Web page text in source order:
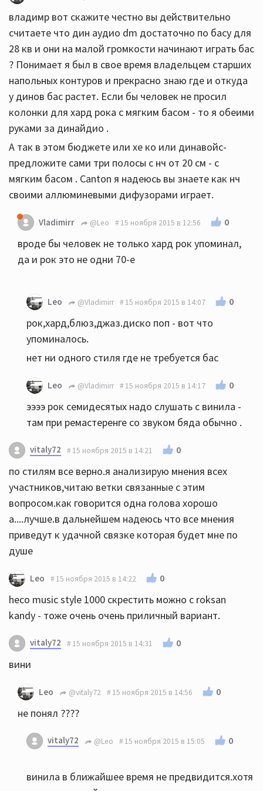
владимр вот скажите честно вы действительно
считаете что дин аудио dm достаточно по басу для
28 кв и они на малой громкости начинают играть бас
? Понимает я был в свое время владельцем старших
напольных контуров и прекрасно знаю где и откуда
у динов бас растет. Если бы человек не просил
колонки для хард рока с мягким басом - то я обеими
руками за динайдио .
А так в этом бюджете или хе ко или динавойс-
предложите сами три полосы с нч от 20 см - с
мягким басом . Canton я надеюсь вы знаете как нч
своими аллюминевыми дифузорами играет.
Vladimirr @Leo 15 ноября 2015 в 12:56 0
вроде бы человек не только хард рок упоминал,
да и рок это не одни 70-е
Leo @Vladimirr 15 ноября 2015 в 14:07 0
рок,хард,блюз,джаз.диско поп - вот что
упоминалось.
нет ни одного стиля где не требуется бас
Leo @Vladimirr 15 ноября 2015 в 14:17 0
ээээ рок семидесятых надо слушать с винила -
там при ремастеренге со звуком бяда обычно .
vitaly72 15 ноября 2015 в 14:21 0
по стилям все верно.я анализирую мнения всех
участников,читаю ветки связанные с этим
вопросом.как говорится одна голова хорошо
а....лучше.в дальнейшем надеюсь что все мнения
приведут к удачной связке которая будет мне по
душе
Leo 15 ноября 2015 в 14:22 0
heco music style 1000 скрестить можно с roksan
kandy - тоже очень очень приличный вариант.
vitaly72 15 ноября 2015 в 14:31 0
вини
Leo @vitaly72 15 ноября 2015 в 14:56 0
не понял ????
vitaly72 @Leo 15 ноября 2015 в 15:05 0
винила в ближайшее время не предвидится.хотя